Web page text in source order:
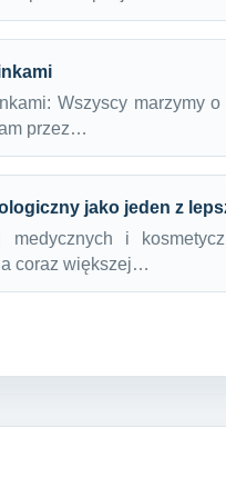
Wszyscy marzymy
przez…
jako jeden z
medycznych i
coraz większej…